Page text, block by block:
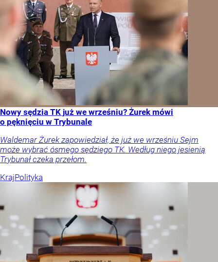
Nowy sędzia TK już we wrześniu? Żurek mówi
o pęknięciu w Trybunale
Waldemar Żurek zapowiedział, że już we wrześniu Sejm
może wybrać ósmego sędziego TK. Według niego jesienią
Trybunał czeka przełom.
KrajPolityka